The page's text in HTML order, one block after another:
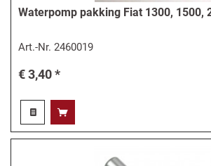
Waterpomp pakking Fiat 1300, 1500,
Art.-Nr.2460019
€ 3,40 *